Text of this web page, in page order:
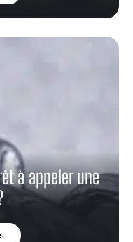
à appeler une